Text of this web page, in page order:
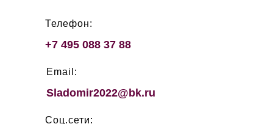
Телефон:
+7 495 088 37 88
Email:
Sladomir2022@bk.ru
Соц.сети: